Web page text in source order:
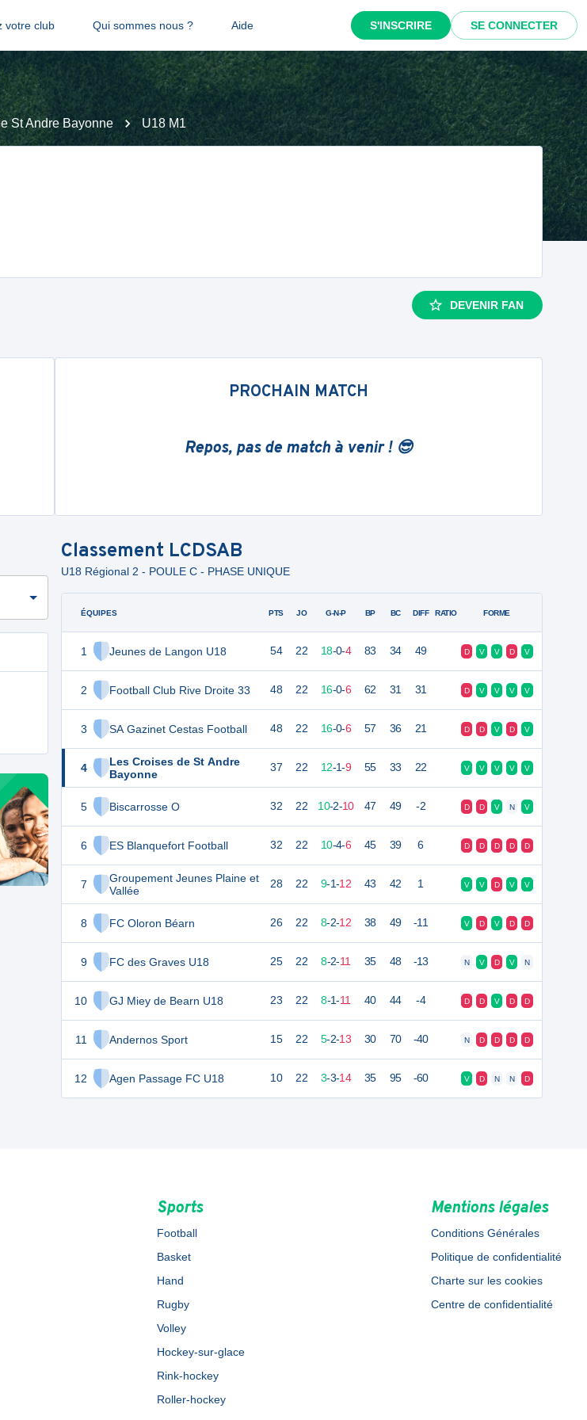
votre club Qui sommes nous ? Aide S'INSCRIRE SE CONNECTER
St Andre Bayonne U18 M1
DEVENIR FAN
PROCHAIN MATCH
Repos, pas de match à venir ! 😎
Classement LCDSAB
U18 Régional 2 - POULE C - PHASE UNIQUE
ÉQUIPES
1 Jeunes de Langon U18
2 Football Club Rive Droite 33
3 SA Gazinet Cestas Football
4
Les Croises de St Andre
Bayonne
5 Biscarrosse O
6 ES Blanquefort Football
7
Groupement Jeunes Plaine et
Vallée
8 FC Oloron Béarn
9 FC des Graves U18
10 GJ Miey de Bearn U18
11 Andernos Sport
12 Agen Passage FC U18
PTS JO G-N-P BP BC DIFF RATIO FORME
54 22 18-0-4 83 34 49 D V V D V
48 22 16-0-6 62 31 31 D V V V V
48 22 16-0-6 57 36 21 D D V D V
37 22 12-1-9 55 33 22 V V V V V
32 22 10-2-10 47 49 -2 D D V N V
32 22 10-4-6 45 39 6 D D D D D
28 22 9-1-12 43 42 1 V V D V V
26 22 8-2-12 38 49 -11 V D V D D
25 22 8-2-11 35 48 -13 N V D V N
23 22 8-1-11 40 44 -4 D D V D D
15 22 5-2-13 30 70 -40 N D D D D
10 22 3-3-14 35 95 -60 V D N N D
Sports
Football
Basket
Hand
Rugby
Volley
Hockey-sur-glace
Rink-hockey
Roller-hockey
Mentions légales
Conditions Générales
Politique de confidentialité
Charte sur les cookies
Centre de confidentialité